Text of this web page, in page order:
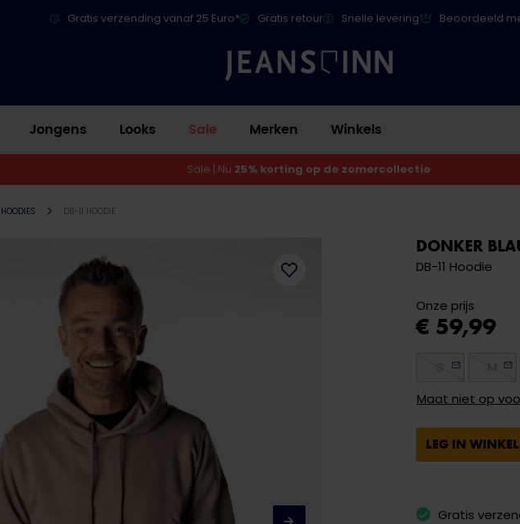
Gratis verzending vanaf 25 Euro* Gratis retour Snelle levering Beoordeeld
Jongens Looks Sale Merken Winkels
Sale | Nu 25% korting op de zomercollectie
HOODIES DB-11 HOODIE
DONKER
DB-11 Hoodie
Onze prijs
€ 59,99
Maat niet op
LEG IN
Gratis